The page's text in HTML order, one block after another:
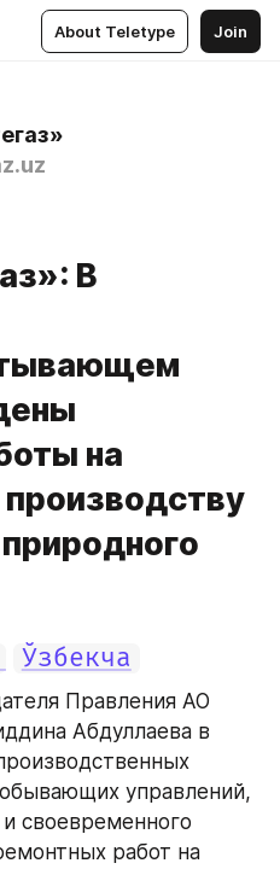
About Teletype Join
В
на
Ўзбекча
Правления АО
Абдуллаева в
управлений,
своевременного
работ на